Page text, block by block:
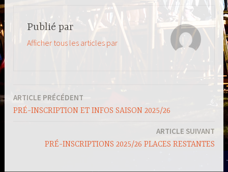
Publié par
Afficher tous les articles par
Navigation
ARTICLE PRÉCÉDENT
PRÉ-INSCRIPTION ET INFOS SAISON 2025/26
ARTICLE SUIVANT
PRÉ-INSCRIPTIONS 2025/26 PLACES RESTANTES